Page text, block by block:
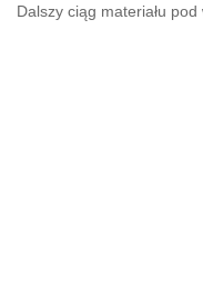
Dalszy ciąg materiału pod